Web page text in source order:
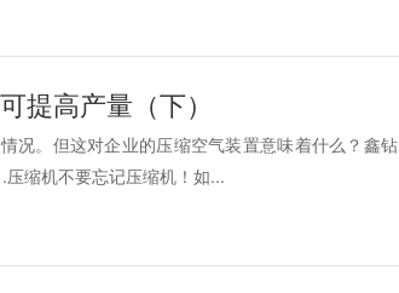
提高产量（下）
况。但这对企业的压缩空气装置意味着什么？鑫钻
缩机不要忘记压缩机！如...